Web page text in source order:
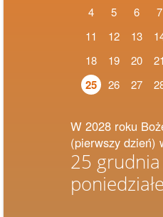
4
5 6 7
11
12 13
18
19 20 21
25 26 27
W 2028 roku
(pierwszy dzień)
25 grudnia